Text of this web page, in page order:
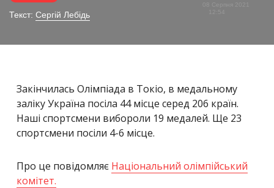
Текст: Сергій Лебідь
Закінчилась Олімпіада в Токіо, в медальному
заліку Україна посіла 44 місце серед 206 країн.
Наші спортсмени вибороли 19 медалей. Ще 23
спортсмени посіли 4-6 місце.
Про це повідомляє Національний олімпійський
комітет.